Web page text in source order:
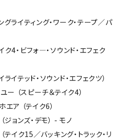
グライティング・ワーク・テープ／パ
4・ビフォ―・ソウンド・エフェク
イテッド・ソウンド・エフェクツ）
ユー （スピーチ＆テイク4）
エア （テイク6）
ジョンズ・デモ） - モノ
テイク15／バッキング・トラック・リ